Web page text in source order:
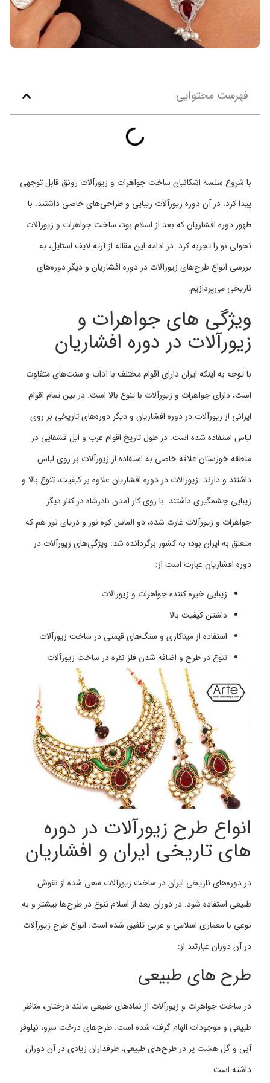
فهرست محتوایی
با شروع سلسه اشکانیان ساخت جواهرات و زیورآلات رونق قابل توجهی
پیدا کرد. در آن دوره زیورآلات زیبایی و طراحی‌های خاصی داشتند. با
ظهور دوره افشاریان که بعد از اسلام بود، ساخت جواهرات و زیورآلات
تحولی نو را تجربه کرد. در ادامه این مقاله از آرته لایف استایل، به
بررسی انواع طرح‌های زیورآلات در دوره افشاریان و دیگر دوره‌های
تاریخی می‌پردازیم.
ویژگی های جواهرات و
زیورآلات در دوره افشاریان
با توجه به اینکه ایران دارای اقوام مختلف با آداب و سنت‌های متفاوت
است، دارای جواهرات و زیورآلات با تنوع بالا است. در بین تمام اقوام
ایرانی از زیورآلات در دوره افشاریان و دیگر دوره‌های تاریخی بر روی
لباس استفاده شده است. در طول تاریخ اقوام عرب و ایل قشقایی در
منطقه خوزستان علاقه خاصی به استفاده از زیورآلات بر روی لباس
داشتند و دارند. زیورآلات در دوره افشاریان علاوه بر کیفیت، تنوع بالا و
زیبایی چشمگیری داشتند. با روی کار آمدن نادرشاه در کنار دیگر
جواهرات و زیورآلات غارت شده، دو الماس کوه نور و دریای نور هم که
متعلق به ایران بود؛ به کشور برگردانده شد. ویژگی‌های زیورآلات در
دوره افشاریان عبارت است از:
زیبایی خیره کننده جواهرات و زیورآلات
داشتن کیفیت بالا
استفاده از میناکاری و سنگ‌های قیمتی در ساخت زیورآلات
تنوع در طرح و اضافه شدن فلز نقره در ساخت زیورآلات
انواع طرح زیورآلات در دوره
های تاریخی ایران و افشاریان
در دوره‌های تاریخی ایران در ساخت زیورآلات سعی شده از نقوش
طبیعی استفاده شود. در دوران بعد از اسلام تنوع در طرح‌ها بیشتر و به
نوعی با معماری اسلامی و عربی تلفیق شده است. انواع طرح زیورآلات
در آن دوران عبارتند از:
طرح های طبیعی
در ساخت جواهرات و زیورآلات از نمادهای طبیعی مانند درختان، مناظر
طبیعی و موجودات الهام گرفته شده است. طرح‌های درخت سرو، نیلوفر
آبی و گل هشت پر در طرح‌های طبیعی، طرفداران زیادی در آن دوران
داشته است.